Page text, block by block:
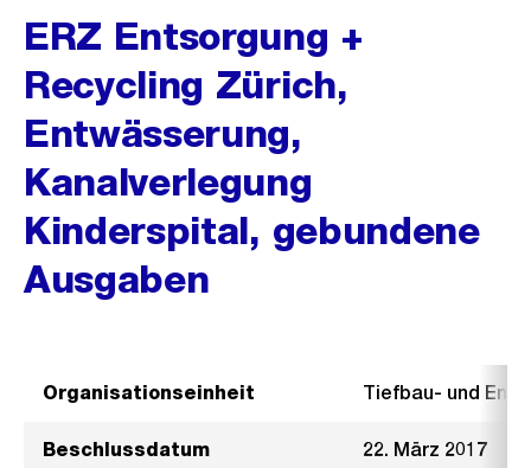
ERZ Entsorgung +
Recycling Zürich,
Entwässerung,
Kanalverlegung
Kinderspital, gebundene
Ausgaben
Organisationseinheit Tiefbau- und
Beschlussdatum 22. März 2017